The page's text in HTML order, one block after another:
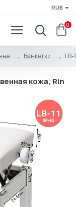
RUB
0
Банкетки LB-
кожа, Rin